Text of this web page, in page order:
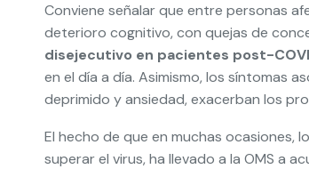
Conviene señalar que entre personas
deterioro cognitivo, con quejas de
disejecutivo en pacientes post-
en el día a día. Asimismo, los síntomas
deprimido y ansiedad, exacerban los
El hecho de que en muchas ocasiones,
superar el virus, ha llevado a la OMS a